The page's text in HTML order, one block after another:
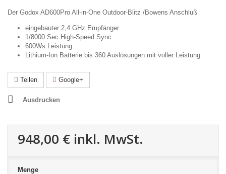
Der Godox AD600Pro All-in-One Outdoor-Blitz /Bowens Anschluß
eingebauter 2,4 GHz Empfänger
1/8000 Sec High-Speed Sync
600Ws Leistung
Lithium-Ion Batterie bis 360 Auslösungen mit voller Leistung
Teilen Google+
Ausdrucken
948,00 € inkl. MwSt.
Menge